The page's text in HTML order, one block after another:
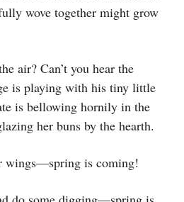
wove together might grow
air? Can’t you hear the
is playing with his tiny little
is bellowing hornily in the
her buns by the hearth.
wings—spring is coming!